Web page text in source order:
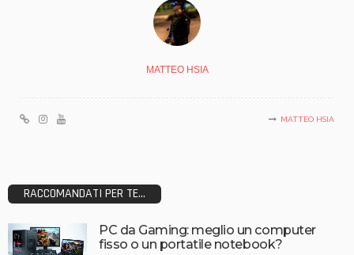
MATTEO HSIA
MATTEO HSIA
RACCOMANDATI PER TE...
PC da Gaming: meglio un computer
fisso o un portatile notebook?